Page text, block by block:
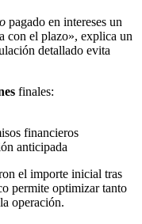
pagado en intereses un
con el plazo», explica un
detallado evita
finales:
financieros
anticipada
el importe inicial tras
permite optimizar tanto
operación.